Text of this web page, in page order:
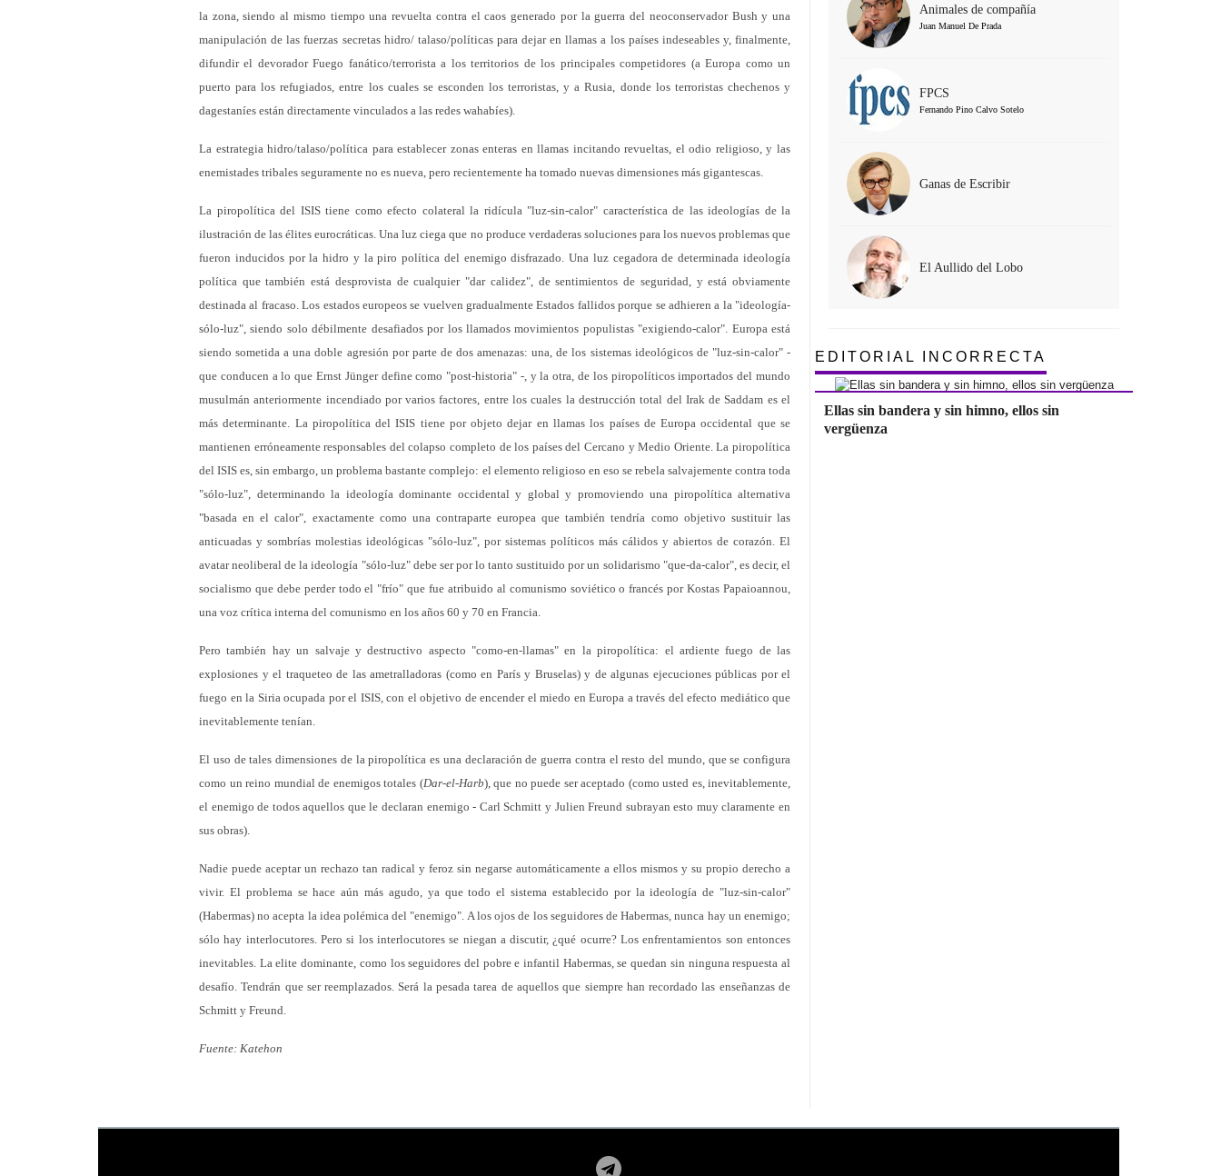
la zona, siendo al mismo tiempo una revuelta contra el caos generado por la guerra del neoconservador Bush y una
manipulación de las fuerzas secretas hidro/ talaso/políticas para dejar en llamas a los países indeseables y, finalmente,
difundir el devorador Fuego fanático/terrorista a los territorios de los principales competidores (a Europa como un
puerto para los refugiados, entre los cuales se esconden los terroristas, y a Rusia, donde los terroristas chechenos y
dagestaníes están directamente vinculados a las redes wahabíes).
La estrategia hidro/talaso/política para establecer zonas enteras en llamas incitando revueltas, el odio religioso, y las
enemistades tribales seguramente no es nueva, pero recientemente ha tomado nuevas dimensiones más gigantescas.
La piropolítica del ISIS tiene como efecto colateral la ridícula "luz-sin-calor" característica de las ideologías de la
ilustración de las élites eurocráticas. Una luz ciega que no produce verdaderas soluciones para los nuevos problemas que
fueron inducidos por la hidro y la piro política del enemigo disfrazado. Una luz cegadora de determinada ideología
política que también está desprovista de cualquier "dar calidez", de sentimientos de seguridad, y está obviamente
destinada al fracaso. Los estados europeos se vuelven gradualmente Estados fallidos porque se adhieren a la "ideología-
sólo-luz", siendo solo débilmente desafiados por los llamados movimientos populistas "exigiendo-calor". Europa está
siendo sometida a una doble agresión por parte de dos amenazas: una, de los sistemas ideológicos de "luz-sin-calor" -
que conducen a lo que Ernst Jünger define como "post-historia" -, y la otra, de los piropolíticos importados del mundo
musulmán anteriormente incendiado por varios factores, entre los cuales la destrucción total del Irak de Saddam es el
más determinante. La piropolítica del ISIS tiene por objeto dejar en llamas los países de Europa occidental que se
mantienen erróneamente responsables del colapso completo de los países del Cercano y Medio Oriente. La piropolítica
del ISIS es, sin embargo, un problema bastante complejo: el elemento religioso en eso se rebela salvajemente contra toda
"sólo-luz", determinando la ideología dominante occidental y global y promoviendo una piropolítica alternativa
"basada en el calor", exactamente como una contraparte europea que también tendría como objetivo sustituir las
anticuadas y sombrías molestias ideológicas "sólo-luz", por sistemas políticos más cálidos y abiertos de corazón. El
avatar neoliberal de la ideología "sólo-luz" debe ser por lo tanto sustituido por un solidarismo "que-da-calor", es decir, el
socialismo que debe perder todo el "frío" que fue atribuido al comunismo soviético o francés por Kostas Papaioannou,
una voz crítica interna del comunismo en los años 60 y 70 en Francia.
Pero también hay un salvaje y destructivo aspecto "como-en-llamas" en la piropolítica: el ardiente fuego de las
explosiones y el traqueteo de las ametralladoras (como en París y Bruselas) y de algunas ejecuciones públicas por el
fuego en la Siria ocupada por el ISIS, con el objetivo de encender el miedo en Europa a través del efecto mediático que
inevitablemente tenían.
El uso de tales dimensiones de la piropolítica es una declaración de guerra contra el resto del mundo, que se configura
como un reino mundial de enemigos totales (Dar-el-Harb), que no puede ser aceptado (como usted es, inevitablemente,
el enemigo de todos aquellos que le declaran enemigo - Carl Schmitt y Julien Freund subrayan esto muy claramente en
sus obras).
Nadie puede aceptar un rechazo tan radical y feroz sin negarse automáticamente a ellos mismos y su propio derecho a
vivir. El problema se hace aún más agudo, ya que todo el sistema establecido por la ideología de "luz-sin-calor"
(Habermas) no acepta la idea polémica del "enemigo". A los ojos de los seguidores de Habermas, nunca hay un enemigo;
sólo hay interlocutores. Pero si los interlocutores se niegan a discutir, ¿qué ocurre? Los enfrentamientos son entonces
inevitables. La elite dominante, como los seguidores del pobre e infantil Habermas, se quedan sin ninguna respuesta al
desafío. Tendrán que ser reemplazados. Será la pesada tarea de aquellos que siempre han recordado las enseñanzas de
Schmitt y Freund.
Fuente: Katehon
Animales de compañía
Juan Manuel De Prada
FPCS
Fernando Pino Calvo Sotelo
Ganas de Escribir
El Aullido del Lobo
EDITORIAL INCORRECTA
Ellas sin bandera y sin himno, ellos sin
vergüenza